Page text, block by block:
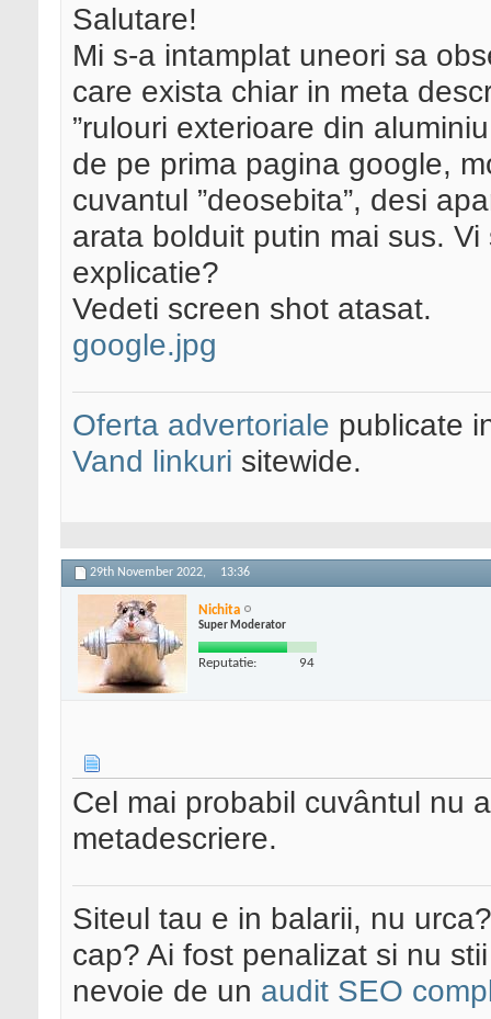
Salutare!
Mi s-a intamplat uneori sa
care exista chiar in meta
”rulouri exterioare din
de pe prima pagina google,
cuvantul ”deosebita”, desi
arata bolduit putin mai sus.
explicatie?
Vedeti screen shot atasat.
google.jpg
Oferta advertoriale publicate
Vand linkuri sitewide.
29th November 2022, 13:36
Nichita
Super Moderator
Reputatie: 94
Cel mai probabil cuvântul nu
metadescriere.
Siteul tau e in balarii, nu
cap? Ai fost penalizat si nu
nevoie de un audit SEO